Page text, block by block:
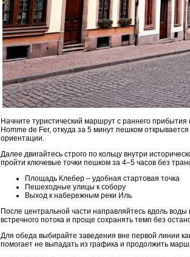
Начните туристический маршрут с раннего
Homme de Fer, откуда за 5 минут пешком
ориентации.
Далее двигайтесь строго по кольцу внутри
пройти ключевые точки пешком за 4–5 часов без
Площадь Клебер – удобная стартовая точка
Пешеходные улицы к собору
Выход к набережным реки Иль
После центральной части направляйтесь вдоль
встречного потока и проще сохранять темп без
Для обеда выбирайте заведения вне первой линии
помогает не выпадать из графика и продолжить